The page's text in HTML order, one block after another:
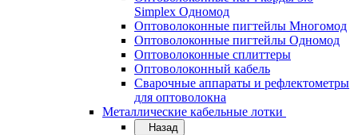
Simplex Одномод
Оптоволоконные пигтейлы Многомод
Оптоволоконные пигтейлы Одномод
Оптоволоконные сплиттеры
Оптоволоконный кабель
Сварочные аппараты и рефлектометры
для оптоволокна
Металлические кабельные лотки
Назад